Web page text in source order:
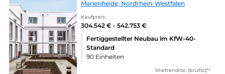
Marienheide, Nordrhein-Westfalen
Kaufpreis:
304.542 € - 542.753 €
Fertiggestellter Neubau im KfW-40-
Standard
90 Einheiten
Mietrendite: (brutto)*¹